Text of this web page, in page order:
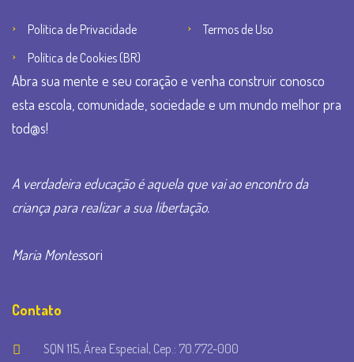
Política de Privacidade
Termos de Uso
Política de Cookies (BR)
Abra sua mente e seu coração e venha construir conosco
esta escola, comunidade, sociedade e um mundo melhor pra
tod@s!
A verdadeira educação é aquela que vai ao encontro da
criança para realizar a sua libertação.
Maria Montessori
Contato
SQN 115, Área Especial, Cep.: 70.772-000